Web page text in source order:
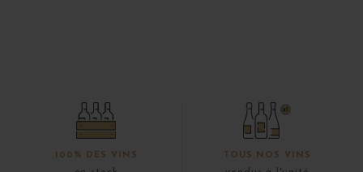
100% DES VINS TOUS NOS VINS